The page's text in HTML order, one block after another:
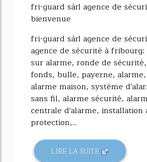
fri-guard sàrl agence de
bienvenue
fri-guard sàrl agence de
agence de sécurité à
sur alarme, ronde de
fonds, bulle, payerne,
alarme maison, système
sans fil, alarme sécurité,
centrale d'alarme, installation
protection,...
LIRE LA SUITE